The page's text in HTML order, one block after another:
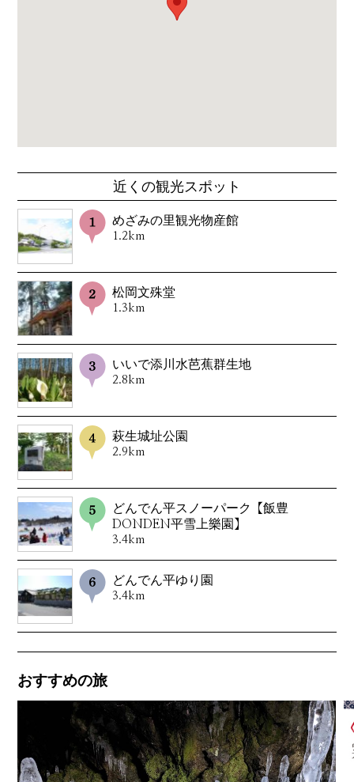
近くの観光スポット
めざみの里観光物産館
1.2km
松岡文殊堂
1.3km
いいで添川水芭蕉群生地
2.8km
萩生城址公園
2.9km
どんでん平スノーパーク【飯豊
DONDEN平雪上樂園】
3.4km
どんでん平ゆり園
3.4km
おすすめの旅